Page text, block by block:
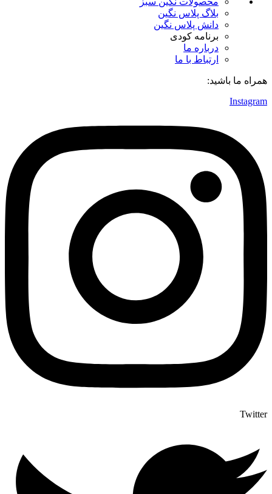
بلاگ پلاس نگین
دانش پلاس نگین
برنامه کودی
درباره ما
ارتباط با ما
همراه ما باشید:
Instagram
Twitter